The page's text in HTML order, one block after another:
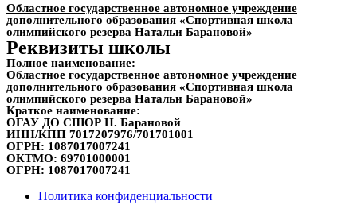
Областное государственное автономное учреждение
дополнительного образования «Спортивная школа
олимпийского резерва Натальи Барановой»
Реквизиты школы
Полное наименование:
Областное государственное автономное учреждение
дополнительного образования «Спортивная школа
олимпийского резерва Натальи Барановой»
Краткое наименование:
ОГАУ ДО СШОР Н. Барановой
ИНН/КПП 7017207976/701701001
ОГРН: 1087017007241
ОКТМО: 69701000001
ОГРН: 1087017007241
Политика конфиденциальности